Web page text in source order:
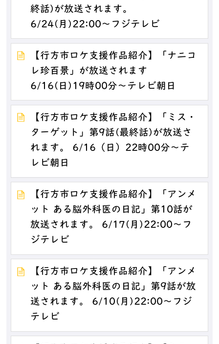
終話)が放送されます。
6/24(月)22:00～フジテレビ
【行方市ロケ支援作品紹介】「ナニコ
レ珍百景」が放送されます
6/16(日)19時00分～テレビ朝日
【行方市ロケ支援作品紹介】「ミス・
ターゲット」第9話(最終話)が放送さ
れます。 6/16（日）22時00分～テ
レビ朝日
【行方市ロケ支援作品紹介】「アンメ
ット ある脳外科医の日記」第10話が
放送されます。 6/17(月)22:00～フ
ジテレビ
【行方市ロケ支援作品紹介】「アンメ
ット ある脳外科医の日記」第9話が放
送されます。 6/10(月)22:00～フジ
テレビ